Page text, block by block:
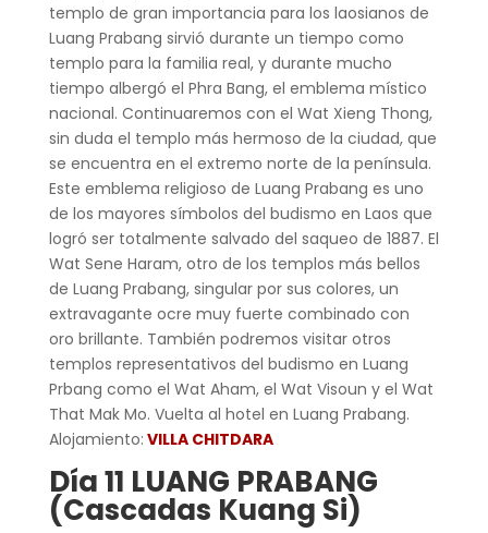
templo de gran importancia para los laosianos de
Luang Prabang sirvió durante un tiempo como
templo para la familia real, y durante mucho
tiempo albergó el Phra Bang, el emblema místico
nacional. Continuaremos con el Wat Xieng Thong,
sin duda el templo más hermoso de la ciudad, que
se encuentra en el extremo norte de la península.
Este emblema religioso de Luang Prabang es uno
de los mayores símbolos del budismo en Laos que
logró ser totalmente salvado del saqueo de 1887. El
Wat Sene Haram, otro de los templos más bellos
de Luang Prabang, singular por sus colores, un
extravagante ocre muy fuerte combinado con
oro brillante. También podremos visitar otros
templos representativos del budismo en Luang
Prbang como el Wat Aham, el Wat Visoun y el Wat
That Mak Mo. Vuelta al hotel en Luang Prabang.
Alojamiento: VILLA CHITDARA
Día 11 LUANG PRABANG
(Cascadas Kuang Si)